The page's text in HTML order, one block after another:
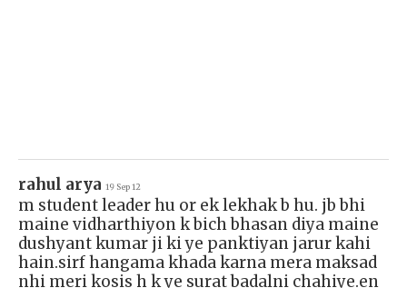
rahul arya 19 Sep 12
m student leader hu or ek lekhak b hu. jb bhi
maine vidharthiyon k bich bhasan diya maine
dushyant kumar ji ki ye panktiyan jarur kahi
hain.sirf hangama khada karna mera maksad
nhi meri kosis h k ye surat badalni chahiye.en